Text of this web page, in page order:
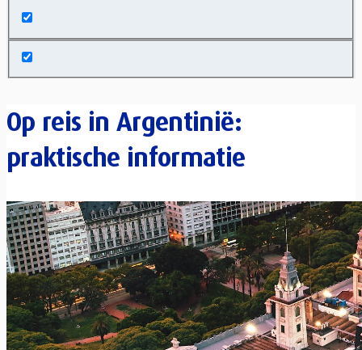
Op reis in Argentinië:
praktische informatie